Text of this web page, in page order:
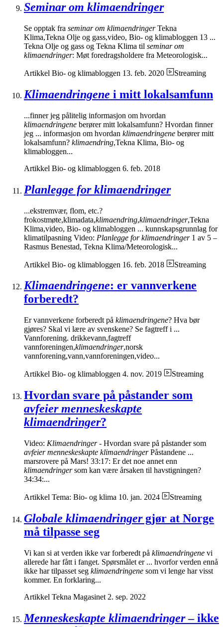
Seminar om klimaendringer
Se opptak fra seminar om klimaendringerTekna
Klima,Tekna Olje og gass,video, Bio- og klimabloggen 13 ...
Tekna Olje og gass og Tekna Klima til seminar om
klimaendringer: Møt foredragsholdere fra Meteorologisk...
Artikkel Bio- og klimabloggen 13. feb. 2020 Streaming
Klimaendringene i mitt lokalsamfunn
...finner jeg pålitelig informasjon om hvordan
klimaendringene berører mitt lokalsamfunn? Hvordan finner
jeg ... informasjon om hvordan klimaendringene berører mitt
lokalsamfunn? klimaendring,Tekna Klima, Bio- og
klimabloggen...
Artikkel Bio- og klimabloggen 6. feb. 2018
Planlegge for klimaendringer
...ekstremvær, flom, etc.?
frokostmøte,klimadata,klimaendring,klimaendringer,Tekna
Klima,video, Bio- og klimabloggen ... kunnskapsgrunnlag for
klimatilpasning Video: Planlegge for klimaendringer1 av 5 –
Rasmus Benestad, Tekna Klima/Meteorologisk...
Artikkel Bio- og klimabloggen 16. feb. 2018 Streaming
Klimaendringene: er vannverkene
forberedt?
Er vannverkene forberedt på klimaendringene? Hva bør
gjøres? Skal vi lære av svenskene? Se fagtreff i ...
Vannforening. drikkevann,fagtreff
vannforeningen,klimaendringer,norsk
vannforening,vann,vannforeningen,video...
Artikkel Bio- og klimabloggen 4. nov. 2019 Streaming
Hvordan svare på påstander som
avfeier menneskeskapte
klimaendringer?
Video: Klimaendringer- Hvordan svare på påstander som
avfeier menneskeskapte klimaendringerPåstandene ...
marsrovere på Mars! 33:17: Er det noe annet enn
klimaendringersom kan være årsaken til havstigningen?
34:34:...
Artikkel Tema: Bio- og klima 10. jan. 2024 Streaming
Globale klimaendringergjør at Norge
må tilpasse seg
Vi kan si at verden ikke var forberedt på klimaendringene vi
allerede har fått i fanget. Spørsmålet er ... hvorfor verden ennå
ikke har tilpasset seg klimaendringene som vi lenge har visst
kommer. En forklaring...
Artikkel Tekna Magasinet 2. sep. 2022
Menneskeskapte klimaendringer– ikke